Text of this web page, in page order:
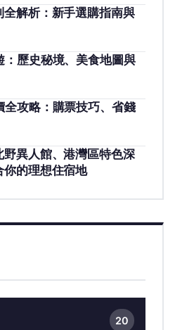
解析：新手選購指南與
：歷史秘境、美食地圖與
全攻略：購票技巧、省錢
異人館、港灣區特色深
你的理想住宿地
20